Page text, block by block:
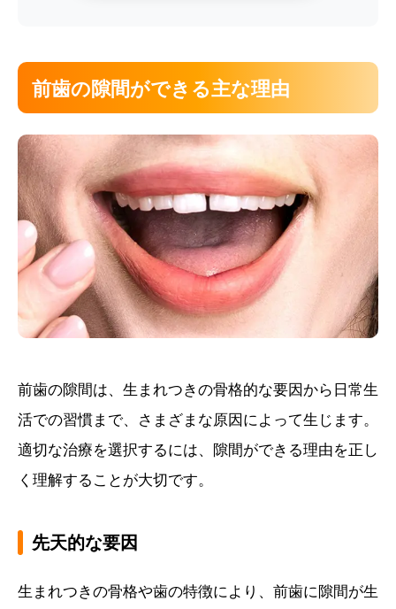
前歯の隙間ができる主な理由
前歯の隙間は、生まれつきの骨格的な要因から日常生
活での習慣まで、さまざまな原因によって生じます。
適切な治療を選択するには、隙間ができる理由を正し
く理解することが大切です。
先天的な要因
生まれつきの骨格や歯の特徴により、前歯に隙間が生